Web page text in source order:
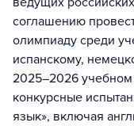
соглашению
олимпиаду среди
испанскому,
2025–2026 учебном
конкурсные
язык», включая